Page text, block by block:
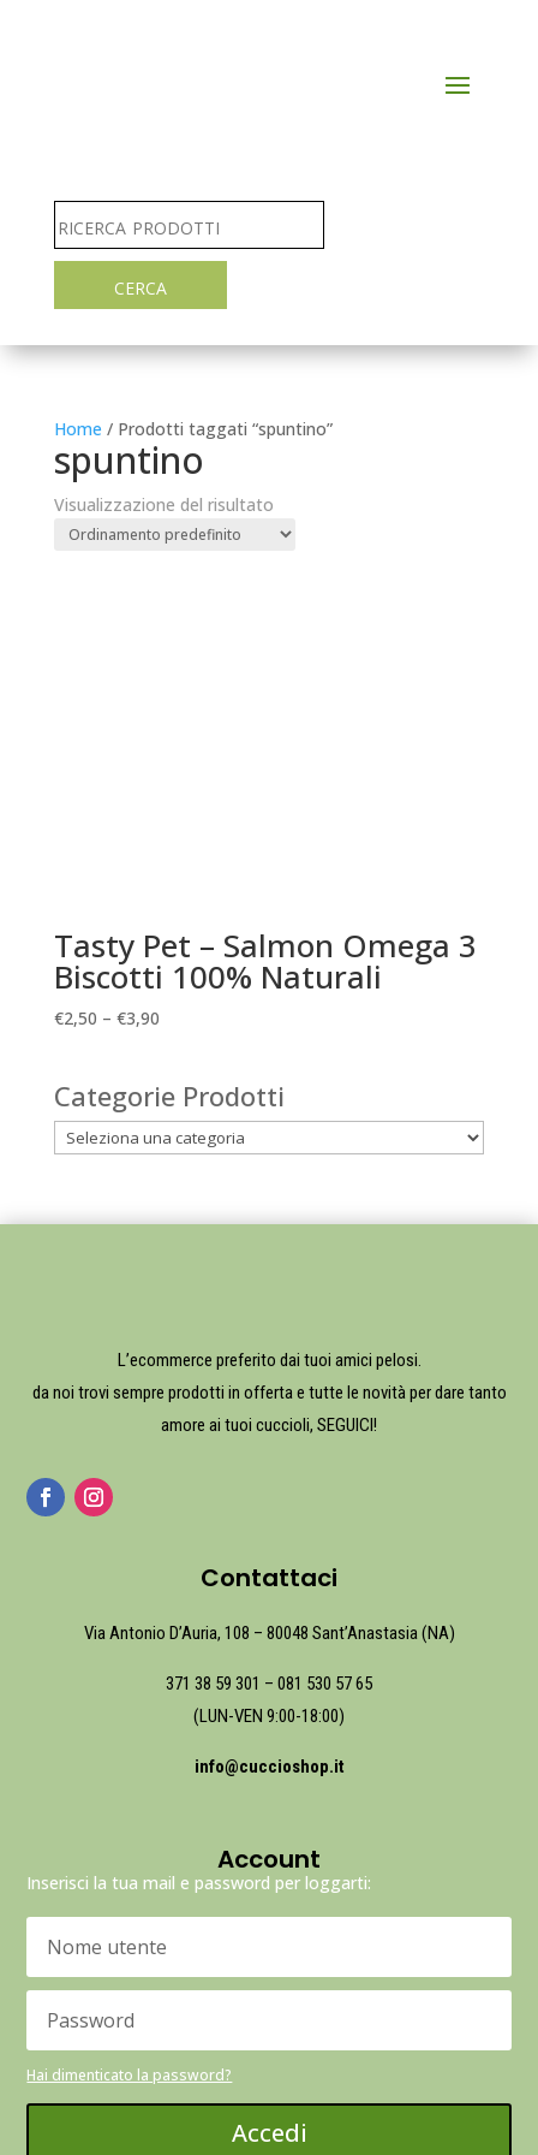
Home / Prodotti taggati “spuntino”
spuntino
Visualizzazione del risultato
Tasty Pet – Salmon Omega 3
Biscotti 100% Naturali
€2,50 – €3,90
Categorie Prodotti
L’ecommerce preferito dai tuoi amici pelosi.
da noi trovi sempre prodotti in offerta e tutte le novità per dare tanto
amore ai tuoi cuccioli, SEGUICI!
Contattaci
Via Antonio D’Auria, 108 – 80048 Sant’Anastasia (NA)
371 38 59 301 – 081 530 57 65
(LUN-VEN 9:00-18:00)
info@cuccioshop.it
Account
Inserisci la tua mail e password per loggarti:
Hai dimenticato la password?
Accedi